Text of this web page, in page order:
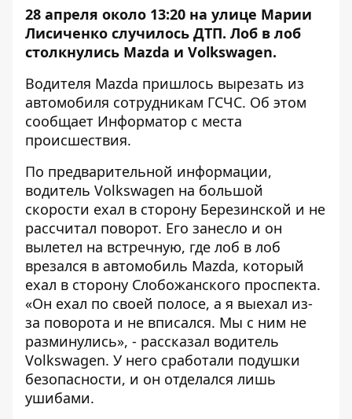
28 апреля около 13:20 на улице Марии
Лисиченко случилось ДТП. Лоб в лоб
столкнулись Mazda и Volkswagen.
Водителя Mazda пришлось вырезать из
автомобиля сотрудникам ГСЧС. Об этом
сообщает Информатор с места
происшествия.
По предварительной информации,
водитель Volkswagen на большой
скорости ехал в сторону Березинской и не
рассчитал поворот. Его занесло и он
вылетел на встречную, где лоб в лоб
врезался в автомобиль Mazda, который
ехал в сторону Слобожанского проспекта.
«Он ехал по своей полосе, а я выехал из-
за поворота и не вписался. Мы с ним не
разминулись», - рассказал водитель
Volkswagen. У него сработали подушки
безопасности, и он отделался лишь
ушибами.